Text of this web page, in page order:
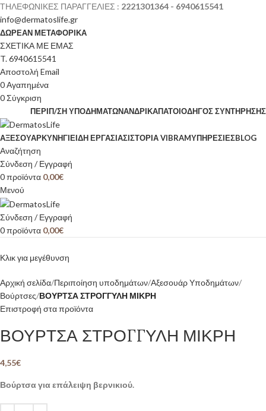
ΤΗΛΕΦΩΝΙΚΕΣ ΠΑΡΑΓΓΕΛΙΕΣ : 2221301364 - 6940615541
info@dermatoslife.gr
ΔΩΡΕΑΝ ΜΕΤΑΦΟΡΙΚΑ
ΣΧΕΤΙΚΑ ΜΕ ΕΜΑΣ
T. 6940615541
Αποστολή Email
0Αγαπημένα
0Σύγκριση
ΠΕΡΙΠ/ΣΗ ΥΠΟΔΗΜΆΤΩΝΑΝΔΡΙΚΆΠΆΤΟΙΟΔΗΓΌΣ ΣΥΝΤΉΡΗΣΗΣ
ΑΞΕΣΟΥΆΡΚΥΝΉΓΙΕΊΔΗ ΕΡΓΑΣΊΑΣΙΣΤΟΡΊΑ VIBRAMΥΠΗΡΕΣΙΕΣBLOG
Αναζήτηση
Σύνδεση / Εγγραφή
0προϊόντα 0,00€
Μενού
Σύνδεση / Εγγραφή
0προϊόντα 0,00€
Κλικ για μεγέθυνση
Αρχική σελίδα Περιποίηση υποδημάτων Αξεσουάρ Υποδημάτων
Βούρτσες ΒΟΥΡΤΣΑ ΣΤΡΟΓΓΥΛΗ ΜΙΚΡΗ
Επιστροφή στα προϊόντα
ΒΟΥΡΤΣΑ ΣΤΡΟΓΓΥΛΗ ΜΙΚΡΗ
4,55€
Βούρτσα για επάλειψη βερνικιού.